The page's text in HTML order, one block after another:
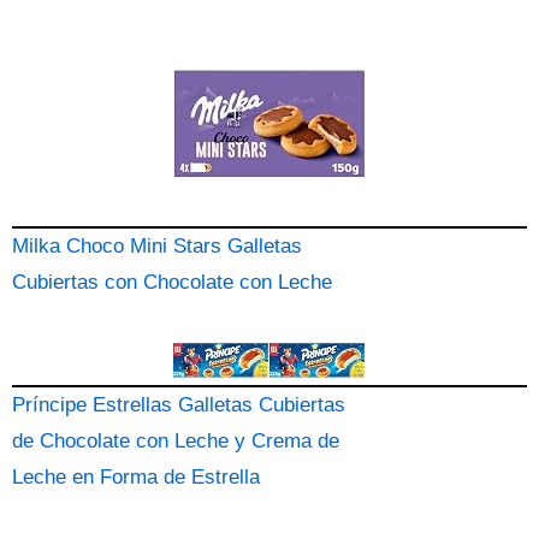
Milka Choco Mini Stars Galletas
Cubiertas con Chocolate con Leche
Príncipe Estrellas Galletas Cubiertas
de Chocolate con Leche y Crema de
Leche en Forma de Estrella